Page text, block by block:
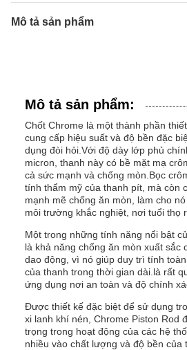
Mô tả sản phẩm
Mô tả sản phẩm:
Chốt Chrome là một thành phần
cung cấp hiệu suất và độ bền đặc
dụng đòi hỏi.Với độ dày lớp phủ
micron, thanh này có bề mặt mạ
cả sức mạnh và chống mòn.Bọc
tính thẩm mỹ của thanh pít, mà còn
mạnh mẽ chống ăn mòn, làm cho
môi trường khắc nghiệt, nơi tuổi thọ
Một trong những tính năng nổi bật
là khả năng chống ăn mòn xuất sắc
dao động, vì nó giúp duy trì tính
của thanh trong thời gian dài.là rất
ứng dụng nơi an toàn và độ chính
Được thiết kế đặc biệt để sử dụng
xi lanh khí nén, Chrome Piston Rod
trọng trong hoạt động của các hệ
nhiều vào chất lượng và độ bền của